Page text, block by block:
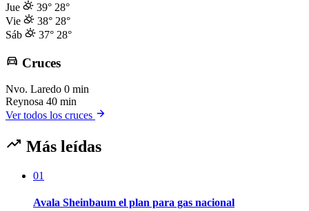
Jue
39° 28°
Vie
38° 28°
Sáb
37° 28°
Cruces
Nvo. Laredo 0 min
Reynosa 40 min
Ver todos los cruces
Más leídas
01
Avala Sheinbaum el plan para gas nacional